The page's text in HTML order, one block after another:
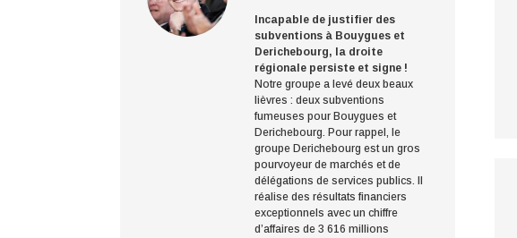
Incapable de justifier des
subventions à Bouygues et
Derichebourg, la droite
régionale persiste et signe !
Notre groupe a levé deux beaux
lièvres : deux subventions
fumeuses pour Bouygues et
Derichebourg. Pour rappel, le
groupe Derichebourg est un gros
pourvoyeur de marchés et de
délégations de services publics. Il
réalise des résultats financiers
exceptionnels avec un chiffre
d’affaires de 3 616 millions